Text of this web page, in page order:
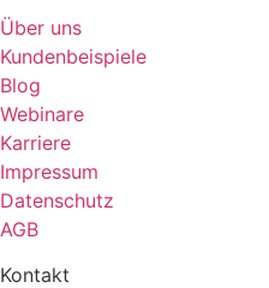
Über uns
Kundenbeispiele
Blog
Webinare
Karriere
Impressum
Datenschutz
AGB
Kontakt